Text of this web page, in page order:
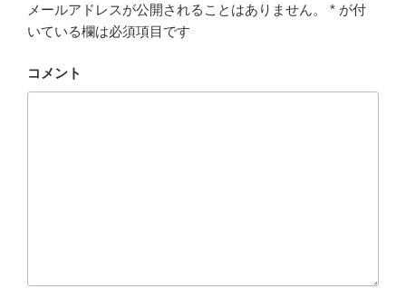
メールアドレスが公開されることはありません。 * が付
いている欄は必須項目です
コメント